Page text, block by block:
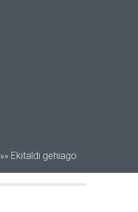
»» Ekitaldi gehiago